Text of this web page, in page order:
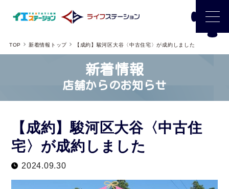
TOP 新着情報トップ 【成約】駿河区大谷〈中古住宅〉が成約しました
新着情報
店舗からのお知らせ
【成約】駿河区大谷〈中古住
宅〉が成約しました
2024.09.30